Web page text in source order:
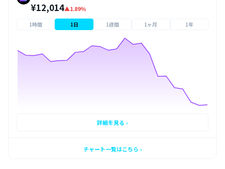
¥12,014▲1.89%
1時間 1日 1週間 1ヶ月 1年
詳細を見る ›
チャート一覧はこちら ›